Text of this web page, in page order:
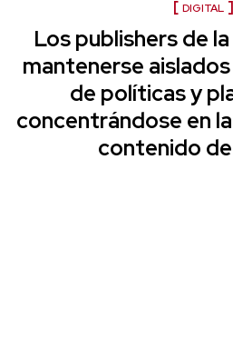
DIGITAL
Los publishers de
mantenerse
de políticas y
concentrándose en
contenido